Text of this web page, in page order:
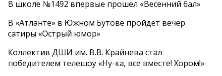
В школе №1492 впервые прошел «Весенний бал»
В «Атланте» в Южном Бутове пройдет вечер
сатиры «Острый юмор»
Коллектив ДШИ им. В.В. Крайнева стал
победителем телешоу «Ну-ка, все вместе! Хором!»